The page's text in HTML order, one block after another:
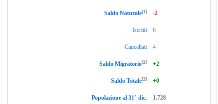
Saldo Naturale[1] -2
Iscritti 6
Cancellati 4
Saldo Migratorio[2] +2
Saldo Totale[3] +0
Popolazione al 31° dic. 1.728